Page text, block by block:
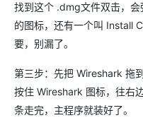
找到这个 .dmg文件双击，
的图标，还有一个叫 Install
要，别漏了。
第三步：先把 Wireshark 拖
按住 Wireshark 图标，往右
条走完，主程序就装好了。